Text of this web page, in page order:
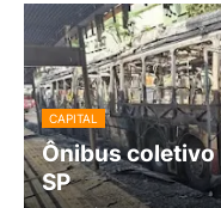
CAPITAL
Ônibus coletivo
SP